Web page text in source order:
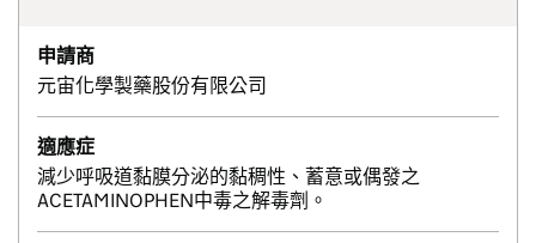
申請商
元宙化學製藥股份有限公司
適應症
減少呼吸道黏膜分泌的黏稠性、蓄意或偶發之
ACETAMINOPHEN中毒之解毒劑。